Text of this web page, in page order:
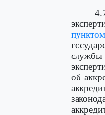
службы
об